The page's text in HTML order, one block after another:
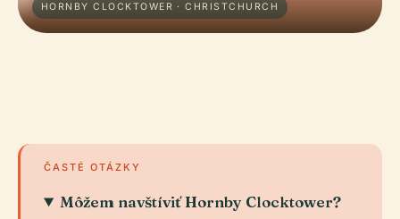
HORNBY CLOCKTOWER · CHRISTCHURCH
ČASTÉ OTÁZKY
Môžem navštíviť Hornby Clocktower?